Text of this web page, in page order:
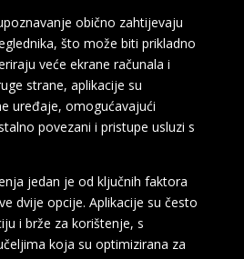
obično zahtijevaju
što može biti prikladno
veće ekrane računala i
strane, aplikacije su
uređaje, omogućavajući
povezani i pristupe usluzi s
jedan je od ključnih faktora
dvije opcije. Aplikacije su često
i brže za korištenje, s
koja su optimizirana za